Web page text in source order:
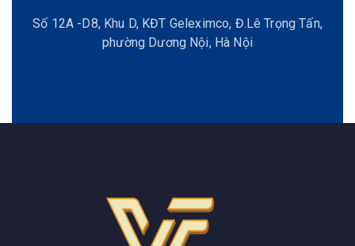
Số 12A -D8, Khu D, KĐT Geleximco, Đ.Lê Trọng Tấn,
phường Dương Nội, Hà Nội